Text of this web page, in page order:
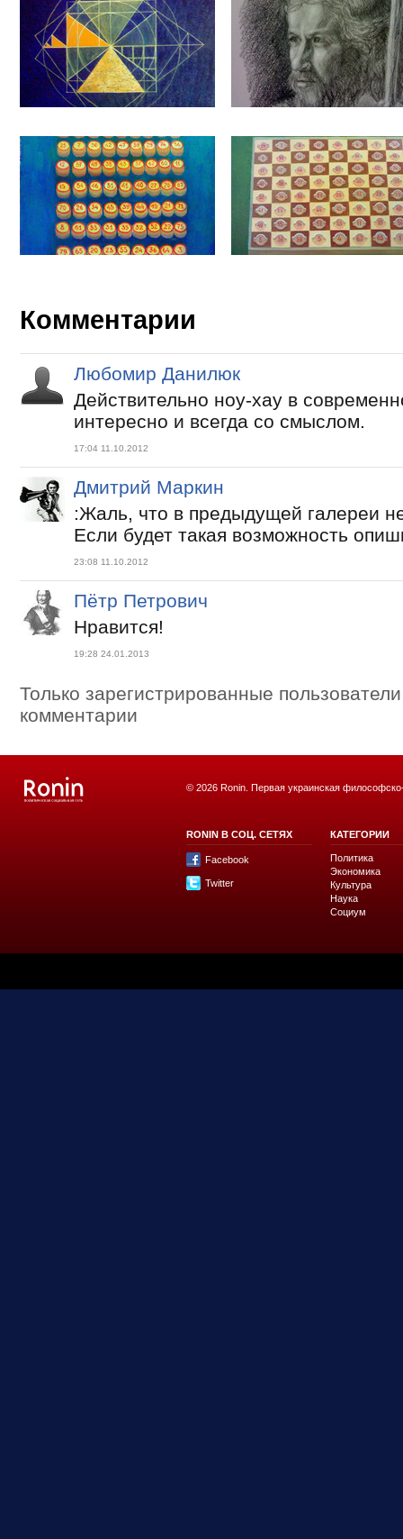
Комментарии
Любомир Данилюк
Действительно ноу-хау в
интересно и всегда со смыслом.
17:04 11.10.2012
Дмитрий Маркин
:Жаль, что в предыдущей галереи
Если будет такая возможность
23:08 11.10.2012
Пётр Петрович
Нравится!
19:28 24.01.2013
Только зарегистрированные
комментарии
© 2026 Ronin. Первая украинская
RONIN В СОЦ. СЕТЯХ
Facebook
Twitter
КАТЕГОРИИ
Политика
Экономика
Культура
Наука
Социум